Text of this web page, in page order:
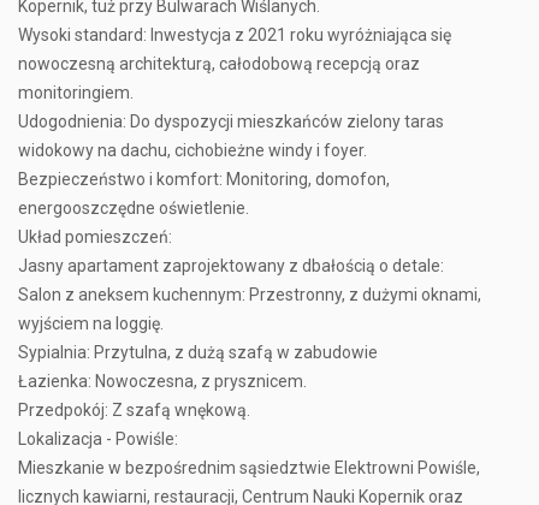
Kopernik, tuż przy Bulwarach Wiślanych.
Wysoki standard: Inwestycja z 2021 roku wyróżniająca się
nowoczesną architekturą, całodobową recepcją oraz
monitoringiem.
Udogodnienia: Do dyspozycji mieszkańców zielony taras
widokowy na dachu, cichobieżne windy i foyer.
Bezpieczeństwo i komfort: Monitoring, domofon,
energooszczędne oświetlenie.
Układ pomieszczeń:
Jasny apartament zaprojektowany z dbałością o detale:
Salon z aneksem kuchennym: Przestronny, z dużymi oknami,
wyjściem na loggię.
Sypialnia: Przytulna, z dużą szafą w zabudowie
Łazienka: Nowoczesna, z prysznicem.
Przedpokój: Z szafą wnękową.
Lokalizacja - Powiśle:
Mieszkanie w bezpośrednim sąsiedztwie Elektrowni Powiśle,
licznych kawiarni, restauracji, Centrum Nauki Kopernik oraz